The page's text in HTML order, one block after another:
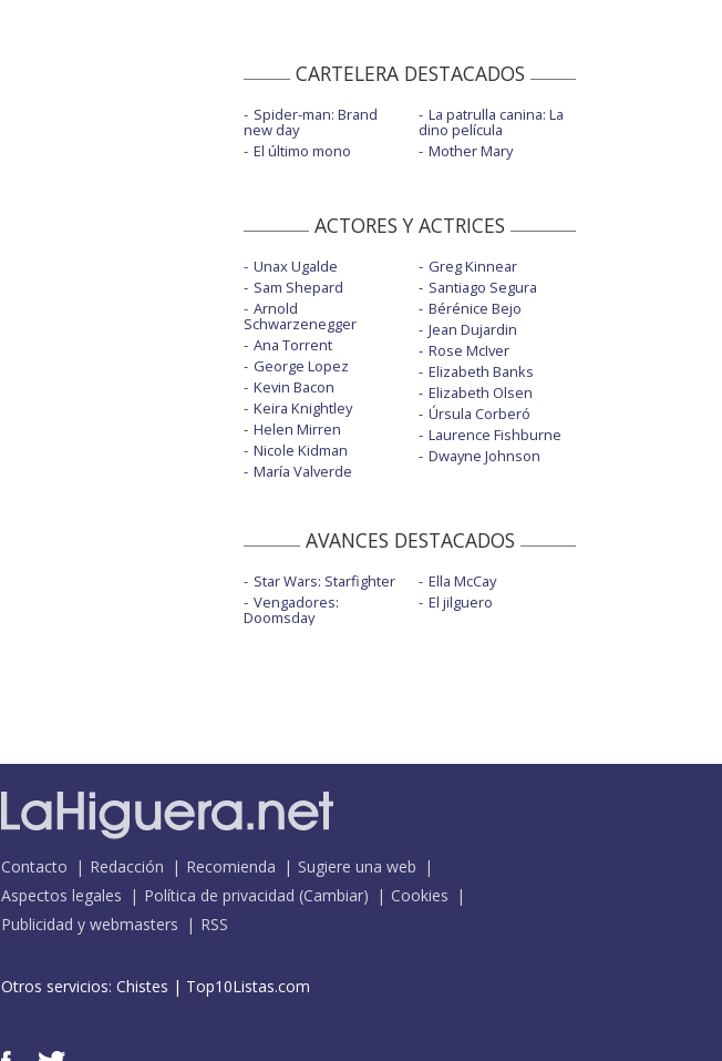
CARTELERA DESTACADOS
Spider-man: Brand
new day
El último mono
La patrulla canina: La
dino película
Mother Mary
ACTORES Y ACTRICES
Unax Ugalde
Sam Shepard
Arnold
Schwarzenegger
Ana Torrent
George Lopez
Kevin Bacon
Keira Knightley
Helen Mirren
Nicole Kidman
María Valverde
Greg Kinnear
Santiago Segura
Bérénice Bejo
Jean Dujardin
Rose McIver
Elizabeth Banks
Elizabeth Olsen
Úrsula Corberó
Laurence Fishburne
Dwayne Johnson
AVANCES DESTACADOS
Star Wars: Starfighter
Vengadores:
Doomsday
Ella McCay
El jilguero
Contacto Redacción Recomienda
Sugiere una web
Aspectos legales
Política de privacidad (Cambiar)
Cookies
Publicidad y webmasters
RSS
Otros servicios: Chistes | Top10Listas.com